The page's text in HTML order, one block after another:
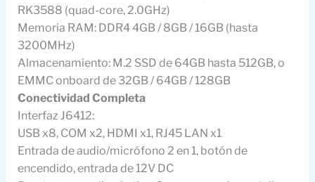
RK3588 (quad-core, 2.0GHz)
Memoria RAM: DDR4 4GB / 8GB / 16GB (hasta
3200MHz)
Almacenamiento: M.2 SSD de 64GB hasta 512GB, o
EMMC onboard de 32GB / 64GB / 128GB
Conectividad Completa
Interfaz J6412:
USB x8, COM x2, HDMI x1, RJ45 LAN x1
Entrada de audio/micrófono 2 en 1, botón de
encendido, entrada de 12V DC